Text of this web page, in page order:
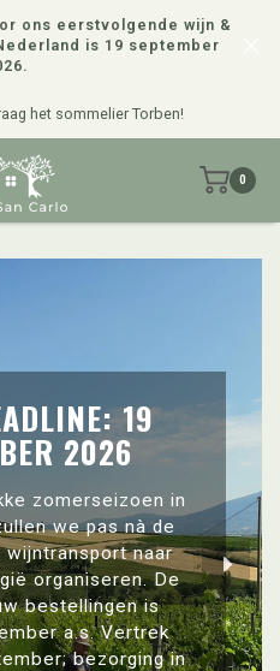
ons eerstvolgende wijn &
is 19 september
het sommelier Torben!
0
19
2026
zomerseizoen in
we pas nà de
naar
organiseren. De
bestellingen is
a.s. Vertrek
bezorging in